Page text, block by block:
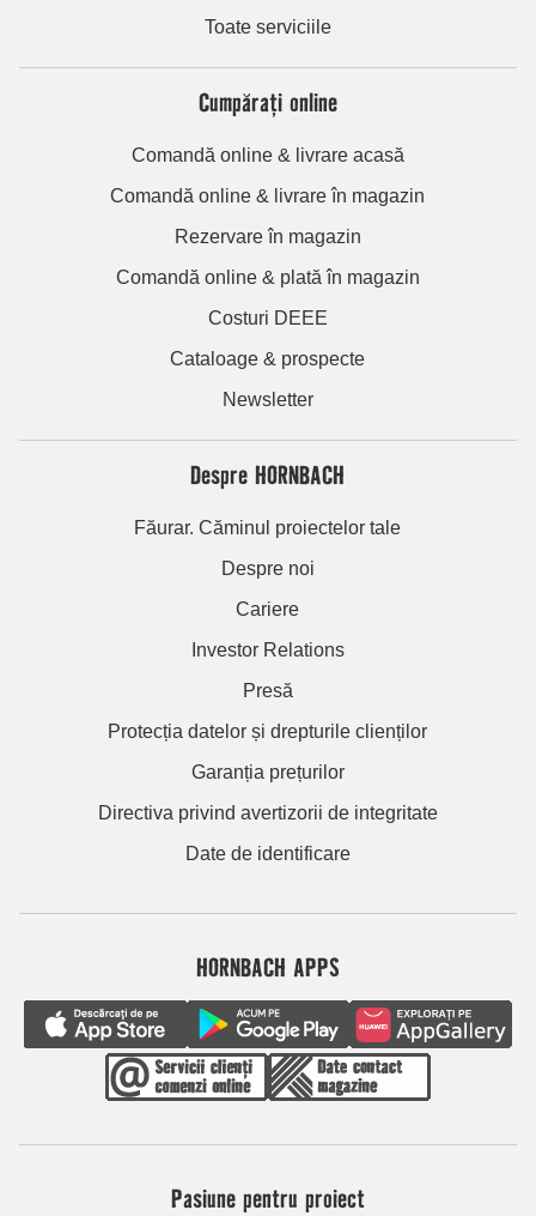
Toate serviciile
Cumpărați online
Comandă online & livrare acasă
Comandă online & livrare în magazin
Rezervare în magazin
Comandă online & plată în magazin
Costuri DEEE
Cataloage & prospecte
Newsletter
Despre HORNBACH
Făurar. Căminul proiectelor tale
Despre noi
Cariere
Investor Relations
Presă
Protecția datelor și drepturile clienților
Garanția prețurilor
Directiva privind avertizorii de integritate
Date de identificare
HORNBACH APPS
Pasiune pentru proiect